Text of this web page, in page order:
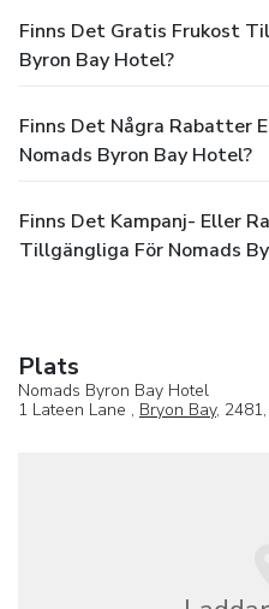
Finns Det Gratis Frukost
Byron Bay Hotel?
Finns Det Några Rabatter
Nomads Byron Bay Hotel?
Finns Det Kampanj- Eller
Tillgängliga För Nomads
Plats
Nomads Byron Bay Hotel
1 Lateen Lane , Bryon Bay, 2481,